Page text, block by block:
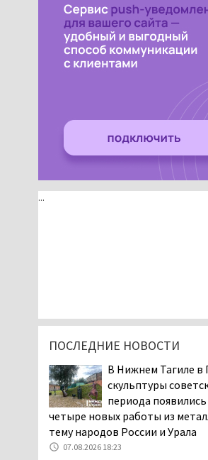
...
ПОСЛЕДНИЕ НОВОСТИ
В Нижнем Тагиле в
скульптуры
периода появились
четыре новых работы из
тему народов России и Урала
07.08.2026 18:23